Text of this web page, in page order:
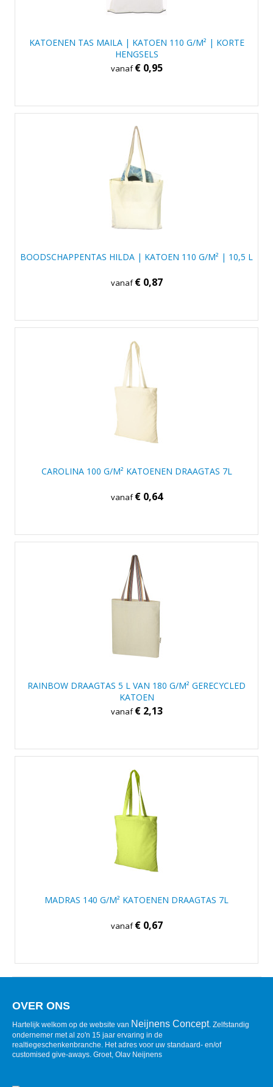
KATOENEN TAS MAILA | KATOEN 110 G/M² | KORTE
HENGSELS
vanaf€ 0,95
BOODSCHAPPENTAS HILDA | KATOEN 110 G/M² | 10,5 L
vanaf€ 0,87
CAROLINA 100 G/M² KATOENEN DRAAGTAS 7L
vanaf€ 0,64
RAINBOW DRAAGTAS 5 L VAN 180 G/M² GERECYCLED
KATOEN
vanaf€ 2,13
MADRAS 140 G/M² KATOENEN DRAAGTAS 7L
vanaf€ 0,67
OVER ONS
Hartelijk welkom op de website van Neijnens Concept. Zelfstandig
ondernemer met al zo'n 15 jaar ervaring in de
realtiegeschenkenbranche. Het adres voor uw standaard- en/of
customised give-aways. Groet, Olav Neijnens